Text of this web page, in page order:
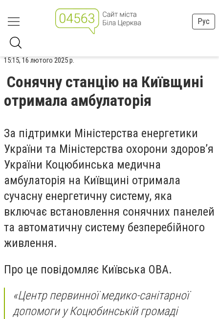
Рус
15:15, 16 лютого 2025 р.
Сонячну станцію на Київщині
отримала амбулаторія
За підтримки Міністерства енергетики
України та Міністерства охорони здоров’я
України Коцюбинська медична
амбулаторія на Київщині отримала
сучасну енергетичну систему, яка
включає встановлення сонячних панелей
та автоматичну систему безперебійного
живлення.
Про це повідомляє Київська ОВА.
«Центр первинної медико-санітарної
допомоги у Коцюбинській громаді